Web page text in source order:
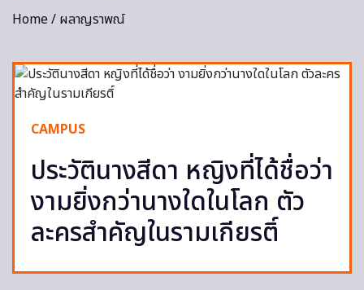
Home/ ผลาญราพณ์
CAMPUS
ประวัตินางสีดา หญิงที่ได้ชื่อว่า
งามยิ่งกว่านางใดในโลก ตัว
ละครสำคัญในรามเกียรติ์